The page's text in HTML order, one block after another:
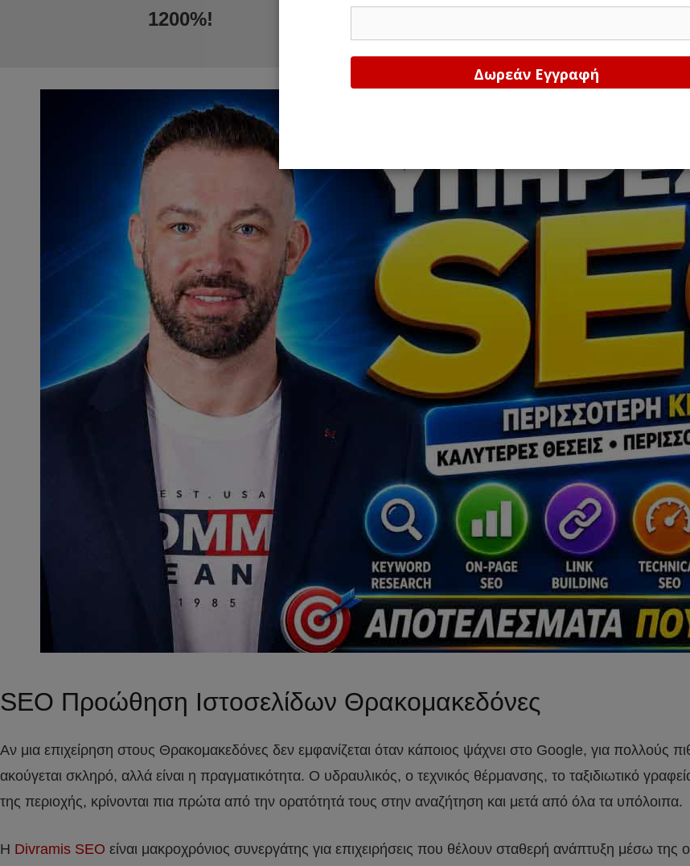
1200%!
SEO Προώθηση Ιστοσελίδων Θρακομακεδόνες
Αν μια επιχείρηση στους Θρακομακεδόνες δεν εμφανίζεται όταν κάποιος ψάχνει στο Google, για πολλούς
ακούγεται σκληρό, αλλά είναι η πραγματικότητα. Ο υδραυλικός, ο τεχνικός θέρμανσης, το ταξιδιωτικό
της περιοχής, κρίνονται πια πρώτα από την ορατότητά τους στην αναζήτηση και μετά από όλα τα υπόλοιπα.
Η Divramis SEO είναι μακροχρόνιος συνεργάτης για επιχειρήσεις που θέλουν σταθερή ανάπτυξη μέσω